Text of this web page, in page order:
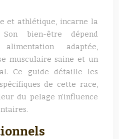
et athlétique, incarne la
bien-être dépend
adaptée,
musculaire saine et un
Ce guide détaille les
de cette race,
du pelage n’influence